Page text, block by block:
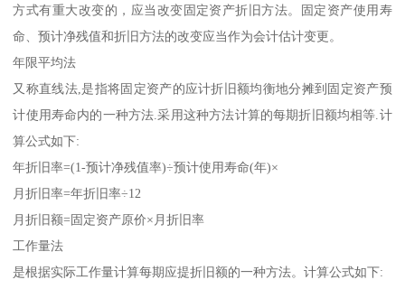
方式有重大改变的，应当改变固定资产折旧方法。固定资产使用寿
命、预计净残值和折旧方法的改变应当作为会计估计变更。
年限平均法
又称直线法,是指将固定资产的应计折旧额均衡地分摊到固定资产预
计使用寿命内的一种方法.采用这种方法计算的每期折旧额均相等.计
算公式如下:
年折旧率=(1-预计净残值率)÷预计使用寿命(年)×
月折旧率=年折旧率÷12
月折旧额=固定资产原价×月折旧率
工作量法
是根据实际工作量计算每期应提折旧额的一种方法。计算公式如下: